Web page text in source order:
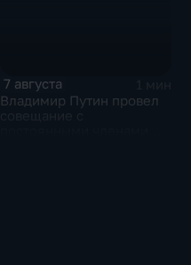
7 августа
Владимир Путин провел